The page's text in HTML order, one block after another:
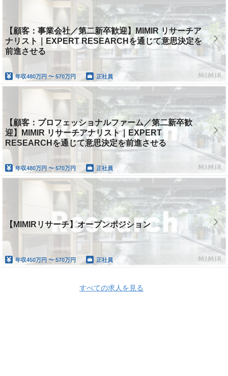
【顧客：事業会社／第二新卒歓迎】MIMIR リサーチア
ナリスト｜EXPERT RESEARCHを通じて意思決定を
前進させる
年収480万円 〜 570万円 正社員
【顧客：プロフェッショナルファーム／第二新卒歓
迎】MIMIR リサーチアナリスト｜EXPERT
RESEARCHを通じて意思決定を前進させる
年収480万円 〜 570万円 正社員
【MIMIRリサーチ】オープンポジション
年収450万円 〜 570万円 正社員
すべての求人を見る